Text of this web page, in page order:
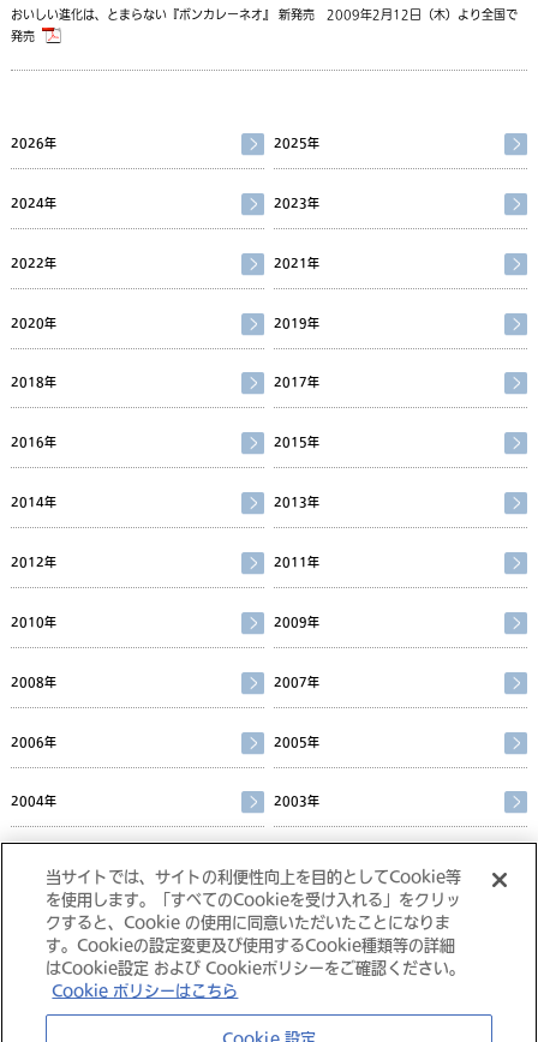
おいしい進化は、とまらない『ボンカレーネオ』 新発売 2009年2月12日（木）より全国で
発売
2026年 2025年
2024年 2023年
2022年 2021年
2020年 2019年
2018年 2017年
2016年 2015年
2014年 2013年
2012年 2011年
2010年 2009年
2008年 2007年
2006年 2005年
2004年 2003年
大塚グループ
当サイトでは、サイトの利便性向上を目的としてCookie等
を使用します。「すべてのCookieを受け入れる」をクリッ
クすると、Cookie の使用に同意いただいたことになりま
す。Cookieの設定変更及び使用するCookie種類等の詳細
はCookie設定 および Cookieポリシーをご確認ください。
Cookie ポリシーはこちら